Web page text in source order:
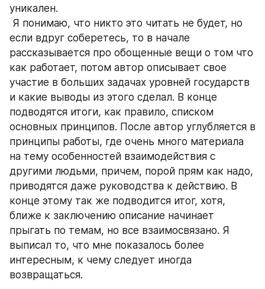
уникален.
если вдруг соберетесь, то в начале
рассказывается про обощенные вещи о том что
как работает, потом автор описывает свое
участие в больших задачах уровней государств
и какие выводы из этого сделал. В конце
подводятся итоги, как правило, списком
основных принципов. После автор углубляется в
принципы работы, где очень много материала
на тему особенностей взаимодействия с
другими людьми, причем, порой прям как надо,
приводятся даже руководства к действию. В
конце этому так же подводится итог, хотя,
ближе к заключению описание начинает
прыгать по темам, но все взаимосвязано. Я
выписал то, что мне показалось более
интересным, к чему следует иногда
возвращаться.